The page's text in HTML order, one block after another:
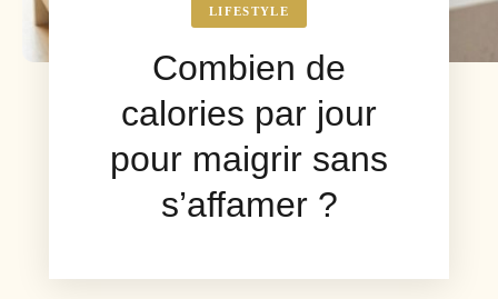
LIFESTYLE
Combien de
calories par jour
pour maigrir sans
s’affamer ?